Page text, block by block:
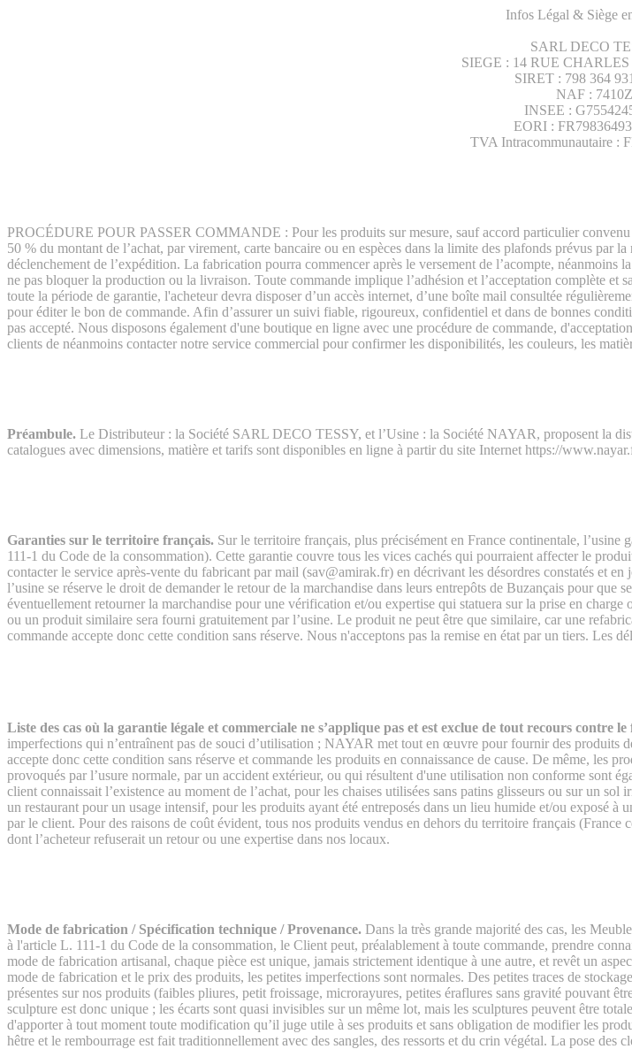
Infos Légal & Siège
SARL DECO
SIEGE : 14 RUE CHARLES
SIRET : 798 364
NAF : 7410Z
INSEE :
EORI :
TVA Intracommunautaire :
PROCÉDURE POUR PASSER COMMANDE : Pour les produits sur mesure, sauf accord particulier convenu
50 % du montant de l’achat, par virement, carte bancaire ou en espèces dans la limite des plafonds prévus
déclenchement de l’expédition. La fabrication pourra commencer après le versement de l’acompte,
ne pas bloquer la production ou la livraison. Toute commande implique l’adhésion et l’acceptation complète et
toute la période de garantie, l'acheteur devra disposer d’un accès internet, d’une boîte mail consultée
pour éditer le bon de commande. Afin d’assurer un suivi fiable, rigoureux, confidentiel et dans de bonnes
pas accepté. Nous disposons également d'une boutique en ligne avec une procédure de commande,
clients de néanmoins contacter notre service commercial pour confirmer les disponibilités, les couleurs, les
Préambule. Le Distributeur : la Société SARL DECO TESSY, et l’Usine : la Société NAYAR, proposent la
catalogues avec dimensions, matière et tarifs sont disponibles en ligne à partir du site Internet https://
Garanties sur le territoire français. Sur le territoire français, plus précisément en France continentale,
111-1 du Code de la consommation). Cette garantie couvre tous les vices cachés qui pourraient affecter le
contacter le service après-vente du fabricant par mail (sav@amirak.fr) en décrivant les désordres constatés et
l’usine se réserve le droit de demander le retour de la marchandise dans leurs entrepôts de Buzançais pour
éventuellement retourner la marchandise pour une vérification et/ou expertise qui statuera sur la prise en
ou un produit similaire sera fourni gratuitement par l’usine. Le produit ne peut être que similaire, car une
commande accepte donc cette condition sans réserve. Nous n'acceptons pas la remise en état par un tiers. Les
Liste des cas où la garantie légale et commerciale ne s’applique pas et est exclue de tout recours contre
imperfections qui n’entraînent pas de souci d’utilisation ; NAYAR met tout en œuvre pour fournir des produits
accepte donc cette condition sans réserve et commande les produits en connaissance de cause. De même, les
provoqués par l’usure normale, par un accident extérieur, ou qui résultent d'une utilisation non conforme sont
client connaissait l’existence au moment de l’achat, pour les chaises utilisées sans patins glisseurs ou sur un
un restaurant pour un usage intensif, pour les produits ayant été entreposés dans un lieu humide et/ou exposé
par le client. Pour des raisons de coût évident, tous nos produits vendus en dehors du territoire français
dont l’acheteur refuserait un retour ou une expertise dans nos locaux.
Mode de fabrication / Spécification technique / Provenance. Dans la très grande majorité des cas, les
à l'article L. 111-1 du Code de la consommation, le Client peut, préalablement à toute commande, prendre
mode de fabrication artisanal, chaque pièce est unique, jamais strictement identique à une autre, et revêt un
mode de fabrication et le prix des produits, les petites imperfections sont normales. Des petites traces de
présentes sur nos produits (faibles pliures, petit froissage, microrayures, petites éraflures sans gravité pouvant
sculpture est donc unique ; les écarts sont quasi invisibles sur un même lot, mais les sculptures peuvent être
d'apporter à tout moment toute modification qu’il juge utile à ses produits et sans obligation de modifier les
hêtre et le rembourrage est fait traditionnellement avec des sangles, des ressorts et du crin végétal. La pose des